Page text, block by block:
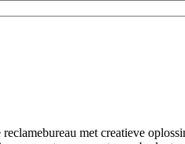
met creatieve